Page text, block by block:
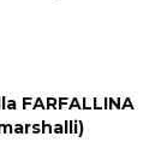
FARFALLINA